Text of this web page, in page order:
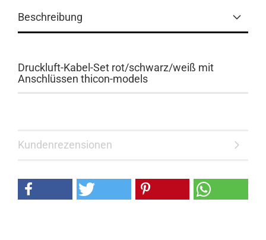
Beschreibung
Druckluft-Kabel-Set rot/schwarz/weiß mit
Anschlüssen thicon-models
Kundenrezensionen